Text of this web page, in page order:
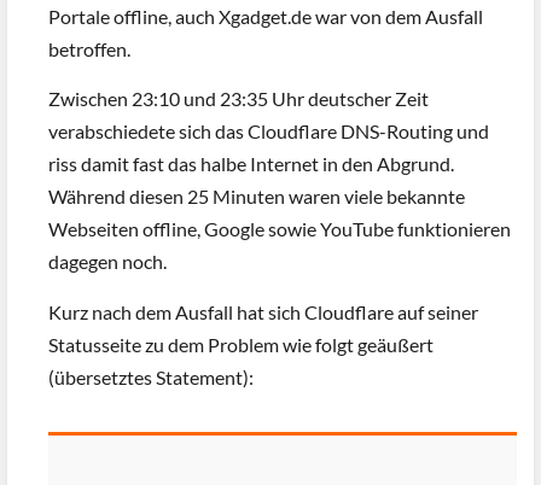
Portale offline, auch Xgadget.de war von dem Ausfall
betroffen.
Zwischen 23:10 und 23:35 Uhr deutscher Zeit
verabschiedete sich das Cloudflare DNS-Routing und
riss damit fast das halbe Internet in den Abgrund.
Während diesen 25 Minuten waren viele bekannte
Webseiten offline, Google sowie YouTube funktionieren
dagegen noch.
Kurz nach dem Ausfall hat sich Cloudflare auf seiner
Statusseite zu dem Problem wie folgt geäußert
(übersetztes Statement):